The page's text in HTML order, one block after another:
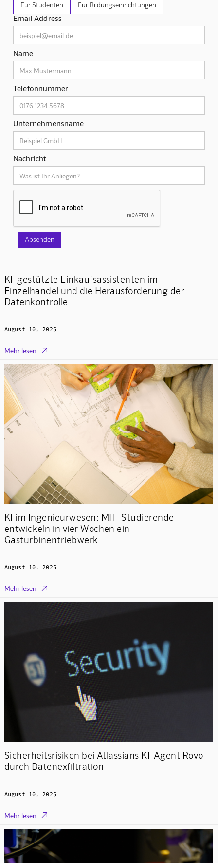
Für Studenten Für Bildungseinrichtungen
Email Address
Name
Telefonnummer
Unternehmensname
Nachricht
KI-gestützte Einkaufsassistenten im
Einzelhandel und die Herausforderung der
Datenkontrolle
August 10, 2026
Mehr lesen 
KI im Ingenieurwesen: MIT-Studierende
entwickeln in vier Wochen ein
Gasturbinentriebwerk
August 10, 2026
Mehr lesen 
Sicherheitsrisiken bei Atlassians KI-Agent Rovo
durch Datenexfiltration
August 10, 2026
Mehr lesen 